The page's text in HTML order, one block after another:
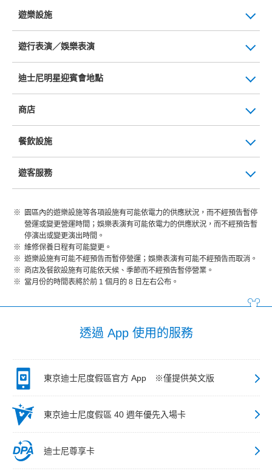
遊樂設施
遊行表演／娛樂表演
迪士尼明星迎賓會地點
商店
餐飲設施
遊客服務
園區內的遊樂設施等各項設施有可能依電力的供應狀況，而不經預告暫停
營運或變更營運時間；娛樂表演有可能依電力的供應狀況，而不經預告暫
停演出或變更演出時間。
維修保養日程有可能變更。
遊樂設施有可能不經預告而暫停營運；娛樂表演有可能不經預告而取消。
商店及餐飲設施有可能依天候、季節而不經預告暫停營業。
當月份的時間表將於前 1 個月的 8 日左右公布。
透過 App 使用的服務
東京迪士尼度假區官方 App ※僅提供英文版
東京迪士尼度假區 40 週年優先入場卡
迪士尼尊享卡